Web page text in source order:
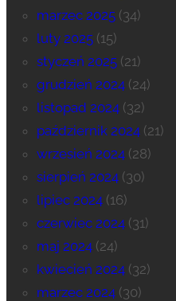
marzec 2025(34)
luty 2025(15)
styczeń 2025(21)
grudzień 2024(24)
listopad 2024(32)
październik 2024(21)
wrzesień 2024(28)
sierpień 2024(30)
lipiec 2024(16)
czerwiec 2024(31)
maj 2024(24)
kwiecień 2024(32)
marzec 2024(30)